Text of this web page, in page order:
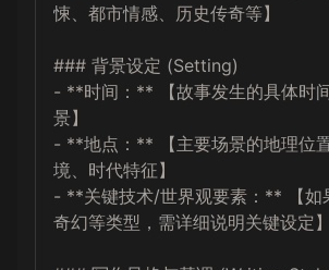
悚、都市情感、历史传奇等】
### 背景设定 (Setting)
- **时间：** 【故事发生的具体时
景】
- **地点：** 【主要场景的地理位
境、时代特征】
- **关键技术/世界观要素：** 【如
奇幻等类型，需详细说明关键设定】